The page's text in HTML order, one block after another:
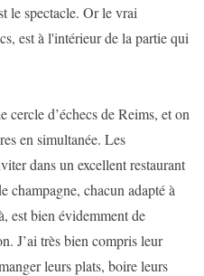
le spectacle. Or le vrai
est à l'intérieur de la partie qui
cercle d’échecs de Reims, et on
en simultanée. Les
dans un excellent restaurant
champagne, chacun adapté à
est bien évidemment de
J’ai très bien compris leur
leurs plats, boire leurs